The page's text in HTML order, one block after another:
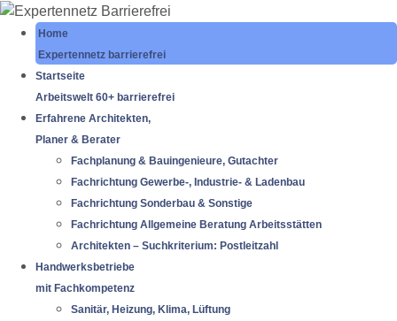
Home
Expertennetz barrierefrei
Startseite
Arbeitswelt 60+ barrierefrei
Erfahrene Architekten,
Planer & Berater
Fachplanung & Bauingenieure, Gutachter
Fachrichtung Gewerbe-, Industrie- & Ladenbau
Fachrichtung Sonderbau & Sonstige
Fachrichtung Allgemeine Beratung Arbeitsstätten
Architekten – Suchkriterium: Postleitzahl
Handwerksbetriebe
mit Fachkompetenz
Sanitär, Heizung, Klima, Lüftung